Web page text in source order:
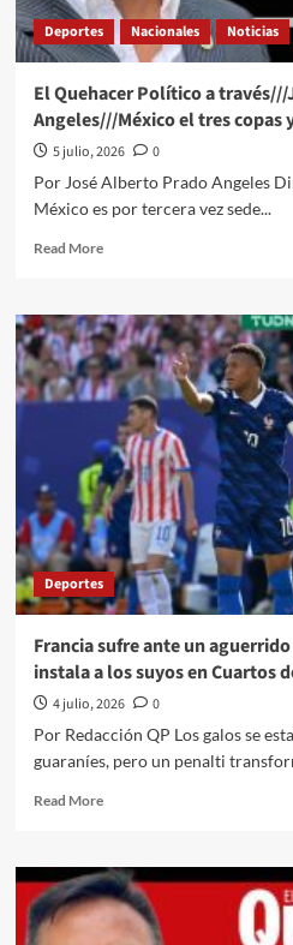
denunciar
hackeo
y
a
los
franceses:
seguir
molestando”
Deportes Nacionales Noticias
El Quehacer Político a
Angeles///México el tres copas
5 julio, 2026
0
Por José Alberto Prado Angeles
México es por tercera vez sede...
Read MoreRead
El
Quehacer
Político
a
través///Jose
Alberto
Prado
Angeles///México
el
tres
copas
y
la
cosa
igual
Deportes
Francia sufre ante un
instala a los suyos en Cuartos
4 julio, 2026
0
Por Redacción QP Los galos se
guaraníes, pero un penalti
Read MoreRead
Francia
sufre
ante
un